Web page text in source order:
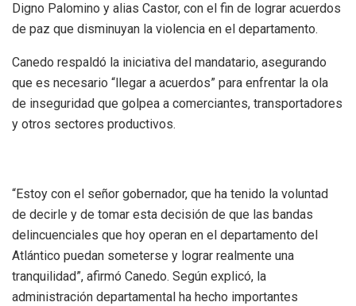
Digno Palomino y alias Castor, con el fin de lograr acuerdos
de paz que disminuyan la violencia en el departamento.
Canedo respaldó la iniciativa del mandatario, asegurando
que es necesario “llegar a acuerdos” para enfrentar la ola
de inseguridad que golpea a comerciantes, transportadores
y otros sectores productivos.
“Estoy con el señor gobernador, que ha tenido la voluntad
de decirle y de tomar esta decisión de que las bandas
delincuenciales que hoy operan en el departamento del
Atlántico puedan someterse y lograr realmente una
tranquilidad”, afirmó Canedo. Según explicó, la
administración departamental ha hecho importantes